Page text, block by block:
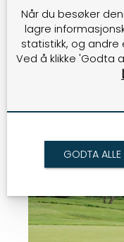
- Å jobbe med
Dessuten driver
og omsetter for
God drift gjør at
Når du besøker
lagre
statistikk, og
Ved å klikke 'Godta
GODTA ALLE